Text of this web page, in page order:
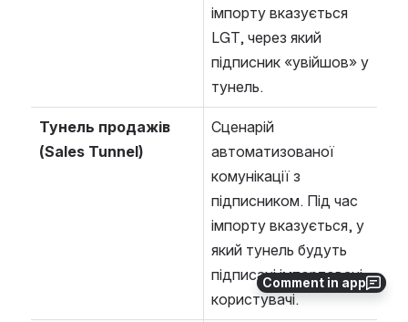
Comment in app
імпорту вказується
LGT, через який
підписник «увійшов» у
тунель.
Тунель продажів
(Sales Tunnel)
Сценарій
автоматизованої
комунікації з
підписником. Під час
імпорту вказується, у
який тунель будуть
підписані імпортовані
користувачі.